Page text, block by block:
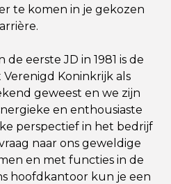
te komen in je gekozen
eerste JD in 1981 is de
Koninkrijk als
geweest en we zijn
en enthousiaste
perspectief in het bedrijf
naar ons geweldige
en met functies in de
hoofdkantoor kun je een